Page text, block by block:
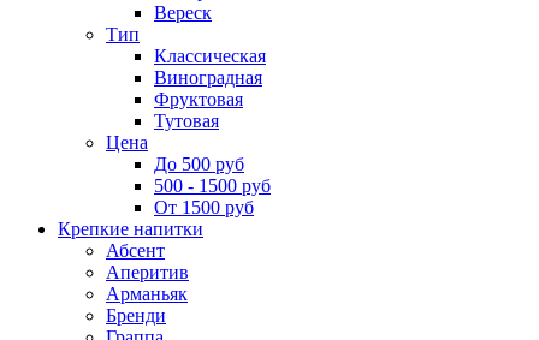
Вереск
Тип
Классическая
Виноградная
Фруктовая
Тутовая
Цена
До 500 руб
500 - 1500 руб
От 1500 руб
Крепкие напитки
Абсент
Аперитив
Арманьяк
Бренди